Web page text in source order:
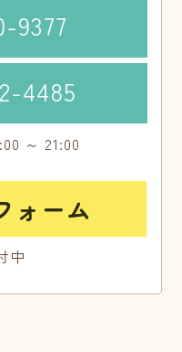
9377
4485
～ 21:00
ォーム
中